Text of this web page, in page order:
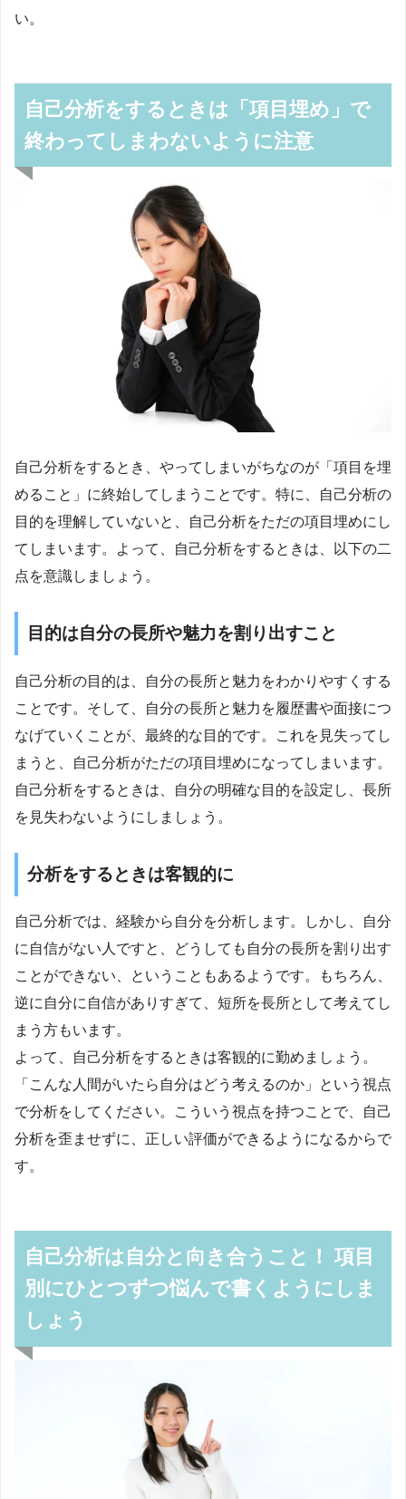
い。
自己分析をするときは「項目埋め」で
終わってしまわないように注意
自己分析をするとき、やってしまいがちなのが「項目を埋
めること」に終始してしまうことです。特に、自己分析の
目的を理解していないと、自己分析をただの項目埋めにし
てしまいます。よって、自己分析をするときは、以下の二
点を意識しましょう。
目的は自分の長所や魅力を割り出すこと
自己分析の目的は、自分の長所と魅力をわかりやすくする
ことです。そして、自分の長所と魅力を履歴書や面接につ
なげていくことが、最終的な目的です。これを見失ってし
まうと、自己分析がただの項目埋めになってしまいます。
自己分析をするときは、自分の明確な目的を設定し、長所
を見失わないようにしましょう。
分析をするときは客観的に
自己分析では、経験から自分を分析します。しかし、自分
に自信がない人ですと、どうしても自分の長所を割り出す
ことができない、ということもあるようです。もちろん、
逆に自分に自信がありすぎて、短所を長所として考えてし
まう方もいます。
よって、自己分析をするときは客観的に勤めましょう。
「こんな人間がいたら自分はどう考えるのか」という視点
で分析をしてください。こういう視点を持つことで、自己
分析を歪ませずに、正しい評価ができるようになるからで
す。
自己分析は自分と向き合うこと！ 項目
別にひとつずつ悩んで書くようにしま
しょう